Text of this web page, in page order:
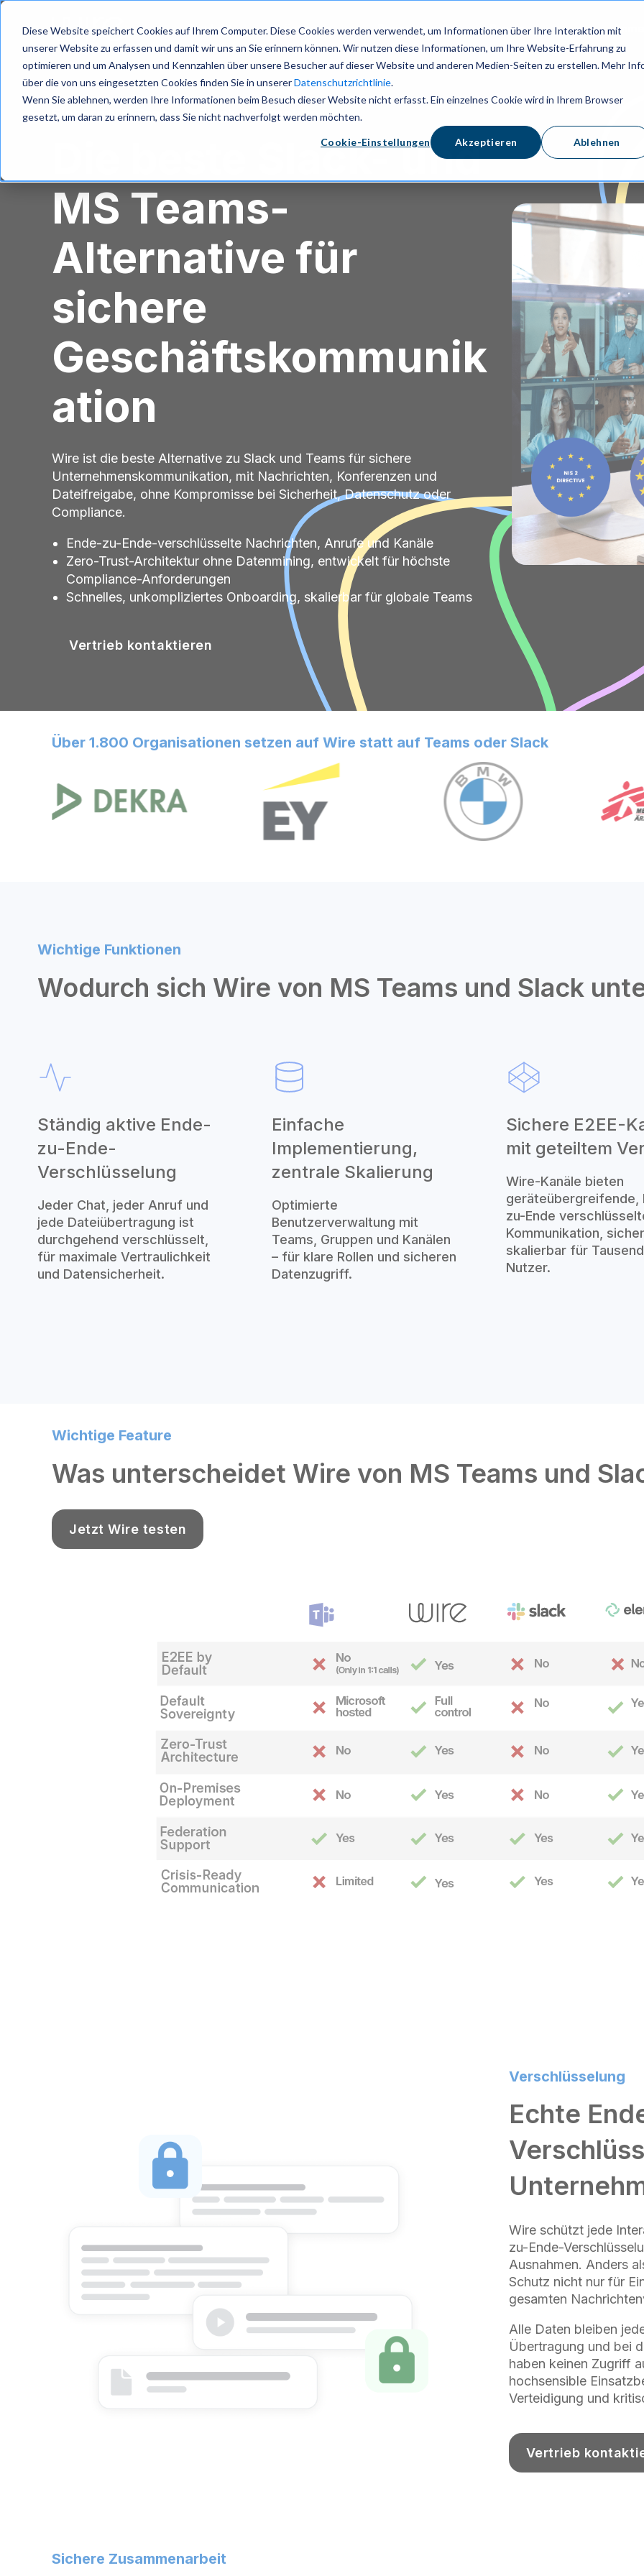
Diese Website speichert Cookies auf Ihrem Computer. Diese Cookies werden verwendet, um Informationen über Ihre Interaktion mit
unserer Website zu erfassen und damit wir uns an Sie erinnern können. Wir nutzen diese Informationen, um Ihre Website-Erfahrung zu
optimieren und um Analysen und Kennzahlen über unsere Besucher auf dieser Website und anderen Medien-Seiten zu erstellen. Mehr
über die von uns eingesetzten Cookies finden Sie in unsererDatenschutzrichtlinie.
Wenn Sie ablehnen, werden Ihre Informationen beim Besuch dieser Website nicht erfasst. Ein einzelnes Cookie wird in Ihrem Browser
gesetzt, um daran zu erinnern, dass Sie nicht nachverfolgt werden möchten.
Cookie-Einstellungen Akzeptieren Ablehnen
S
o
Produkt Lösungen Ressourcen Preise
Sichere MS Teams & Slack Alternative
Die beste Slack- und
MS Teams-
Alternative für
sichere
Geschäftskommunik
ation
Wire ist die beste Alternative zu Slack und Teams für sichere
Unternehmenskommunikation, mit Nachrichten, Konferenzen und
Dateifreigabe, ohne Kompromisse bei Sicherheit, Datenschutz oder
Compliance.
Ende-zu-Ende-verschlüsselte Nachrichten, Anrufe und Kanäle
Zero-Trust-Architektur ohne Datenmining, entwickelt für höchste
Compliance-Anforderungen
Schnelles, unkompliziertes Onboarding, skalierbar für globale Teams
Vertrieb kontaktieren
Über 1.800 Organisationen setzen auf Wire statt auf Teams oder Slack
Wichtige Funktionen
Wodurch sich Wire von MS Teams und Slack
Ständig aktive Ende-
zu-Ende-
Verschlüsselung
Jeder Chat, jeder Anruf und
jede Dateiübertragung ist
durchgehend verschlüsselt,
für maximale Vertraulichkeit
und Datensicherheit.
Einfache
Implementierung,
zentrale Skalierung
Optimierte
Benutzerverwaltung mit
Teams, Gruppen und Kanälen
– für klare Rollen und sicheren
Datenzugriff.
Sichere E2EE-
mit geteiltem
Wire-Kanäle bieten
geräteübergreifende,
zu-Ende
Kommunikation,
skalierbar für
Nutzer.
Wichtige Feature
Was unterscheidet Wire von MS Teams und
Jetzt Wire testen
Verschlüsselung
Echte
Wire schützt jede
zu-Ende-
Ausnahmen. Anders
Schutz nicht nur für
gesamten
Alle Daten bleiben
Übertragung und bei
haben keinen Zugriff
hochsensible
Verteidigung und
Vertrieb
Sichere Zusammenarbeit